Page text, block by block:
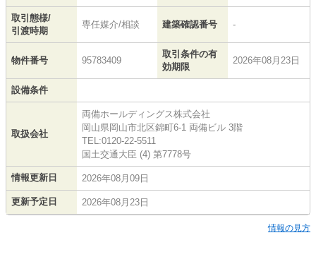
取引態様/
引渡時期
専任媒介/相談 建築確認番号 -
物件番号 95783409
取引条件の有
効期限
2026年08月23日
設備条件
取扱会社
両備ホールディングス株式会社
岡山県岡山市北区錦町6-1 両備ビル 3階
TEL:0120-22-5511
国土交通大臣 (4) 第7778号
情報更新日 2026年08月09日
更新予定日 2026年08月23日
情報の見方